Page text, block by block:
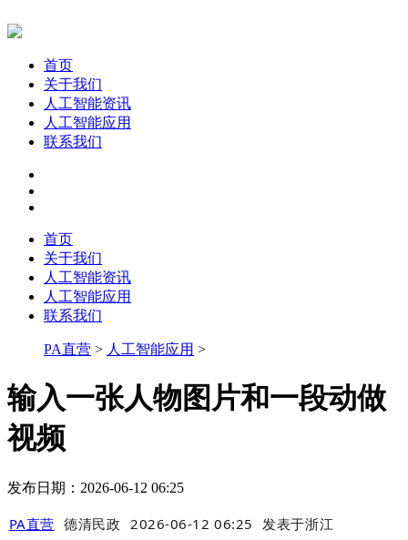
首页
关于我们
人工智能资讯
人工智能应用
联系我们
首页
关于我们
人工智能资讯
人工智能应用
联系我们
PA直营 > 人工智能应用 >
输入一张人物图片和一段动做
视频
发布日期：2026-06-12 06:25
PA直营 德清民政 2026-06-12 06:25 发表于浙江